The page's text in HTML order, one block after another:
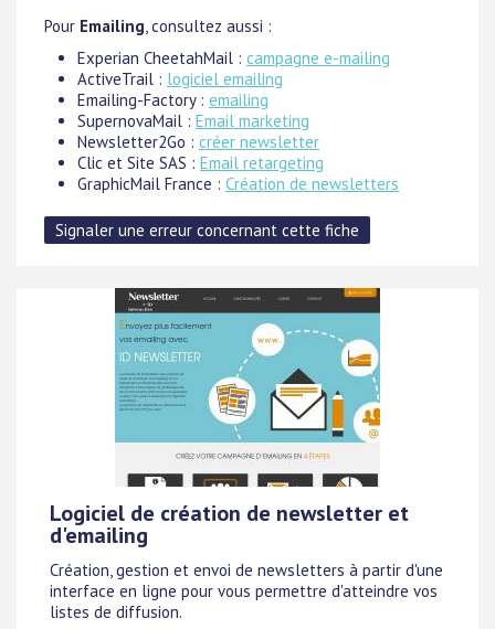
Pour Emailing, consultez aussi :
Experian CheetahMail : campagne e-mailing
ActiveTrail : logiciel emailing
Emailing-Factory : emailing
SupernovaMail : Email marketing
Newsletter2Go : créer newsletter
Clic et Site SAS : Email retargeting
GraphicMail France : Création de newsletters
Logiciel de création de newsletter et
d'emailing
Création, gestion et envoi de newsletters à partir d'une
interface en ligne pour vous permettre d'atteindre vos
listes de diffusion.